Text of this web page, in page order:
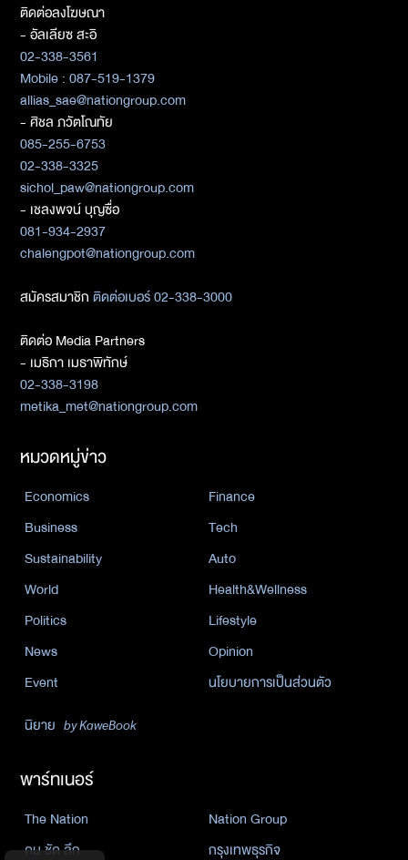
ติดต่อลงโฆษณา
- อัลเลียซ สะอิ
02-338-3561
Mobile : 087-519-1379
allias_sae@nationgroup.com
- ศิชล ภวัตโณทัย
085-255-6753
02-338-3325
sichol_paw@nationgroup.com
- เชลงพจน์ บุญซื่อ
081-934-2937
chalengpot@nationgroup.com
สมัครสมาชิกติดต่อเบอร์ 02-338-3000
ติดต่อ Media Partners
- เมธิกา เมธาพิทักษ์
02-338-3198
metika_met@nationgroup.com
หมวดหมู่ข่าว
Economics
Finance
Business
Tech
Sustainability
Auto
World
Health&Wellness
Politics
Lifestyle
News
Opinion
Event
นโยบายการเป็นส่วนตัว
นิยาย by KaweBook
พาร์ทเนอร์
The Nation
Nation Group
คม ชัด ลึก
กรุงเทพธุรกิจ